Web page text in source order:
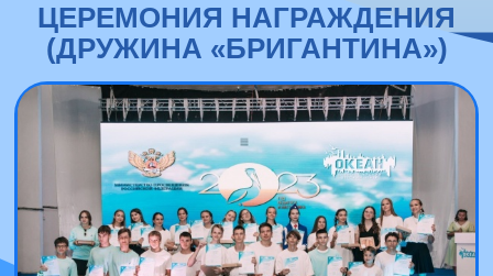
ЦЕРЕМОНИЯ НАГРАЖДЕНИЯ
(ДРУЖИНА «БРИГАНТИНА»)